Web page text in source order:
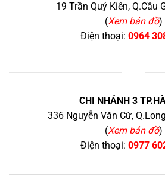
19 Trần Quý Kiên, Q.Cầu
(Xem bản đồ)
Điện thoại: 0964
CHI NHÁNH 3
336 Nguyễn Văn Cừ,
(Xem bản đồ)
Điện thoại: 0977